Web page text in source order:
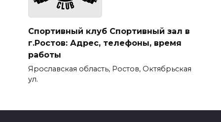
Спортивный клуб Спортивный зал в
г.Ростов: Адрес, телефоны, время
работы
Ярославская область, Ростов, Октябрьская
ул.